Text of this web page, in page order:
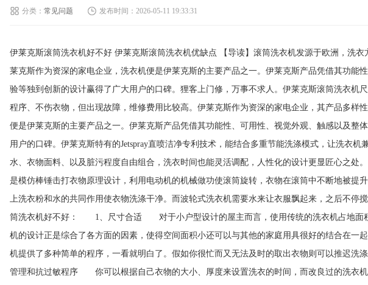
分类： 常见问题 发布时间：2026-05-11 19:33:31
伊莱克斯滚筒洗衣机好不好 伊莱克斯滚筒洗衣机优缺点 【导读】滚筒洗衣机发源于欧洲，洗
莱克斯作为资深的家电企业，洗衣机便是伊莱克斯的主要产品之一。伊莱克斯产品凭借其功能
验等独到创新的设计赢得了广大用户的口碑。狸客上门修，万事不求人。伊莱克斯滚筒洗衣机
程序、不伤衣物，但出现故障，维修费用比较高。伊莱克斯作为资深的家电企业，其产品多样
便是伊莱克斯的主要产品之一。伊莱克斯产品凭借其功能性、可用性、视觉外观、触感以及整
用户的口碑。伊莱克斯特有的Jetspray直喷洁净专利技术，能结合多重节能洗涤模式，让洗衣机
水、衣物面料、以及脏污程度自由组合，洗衣时间也能灵活调配，人性化的设计更显匠心之
是模仿棒锤击打衣物原理设计，利用电动机的机械做功使滚筒旋转，衣物在滚筒中不断地被提
上洗衣粉和水的共同作用使衣物洗涤干净。而波轮式洗衣机需要水来让衣服飘起来，之后不
筒洗衣机好不好： 1、尺寸合适 对于小户型设计的屋主而言，使用传统的洗衣机占地面
机的设计正是综合了各方面的因素，使得空间面积小还可以与其他的家庭用具很好的结
机提供了多种简单的程序，一看就明白了。假如你很忙而又无法及时的取出衣物则可以推迟
管理和抗过敏程序 你可以根据自己衣物的大小、厚度来设置洗衣的时间，而改良过的洗衣机